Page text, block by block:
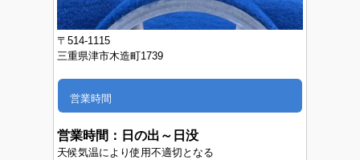
〒514-1115
三重県津市木造町1739
営業時間
営業時間： 日の出～日没
天候気温により使用不適切となる